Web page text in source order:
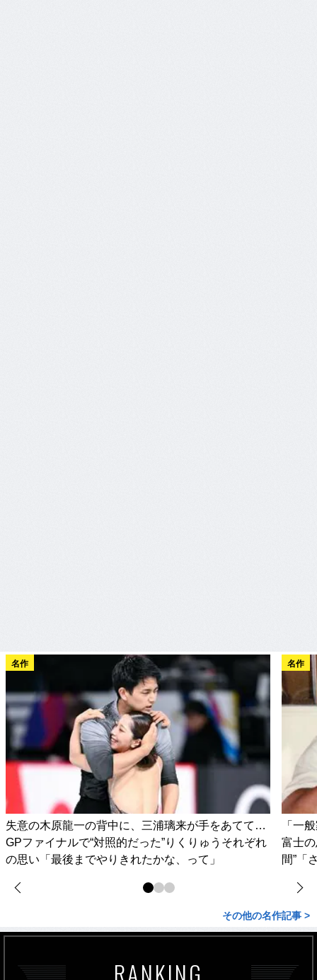
名作
失意の木原龍一の背中に、三浦璃来が手をあてて…
GPファイナルで“対照的だった”りくりゅうそれぞれ
の思い「最後までやりきれたかな、って」
名作
「一
富士
間”「
その他の名作記事 >
RANKING